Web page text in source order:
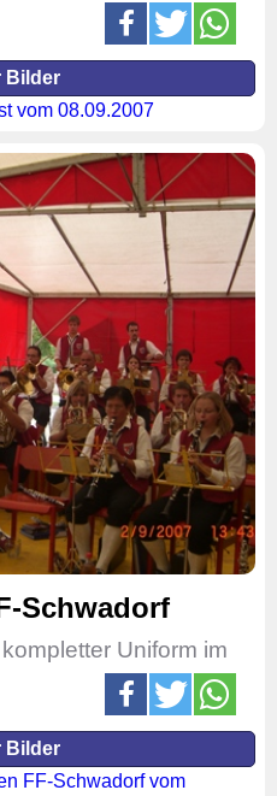
Bilder
vom 08.09.2007
Schwadorf
Uniform im
Bilder
FF-Schwadorf vom